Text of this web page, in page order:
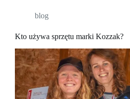
blog
Kto używa sprzętu marki Kozzak?